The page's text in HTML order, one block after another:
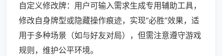
自定义修改牌：用户可输入需求生成专用辅助工具，
修改自身牌型或隐藏操作痕迹，实现“必胜”效果，适
用于多种场景（如与好友对局），但需注意遵守游戏
规则，维护公平环境。